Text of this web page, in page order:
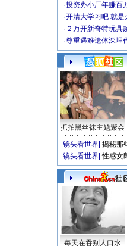
·投资办小厂年赚百
·开清大学习吧 就是
· ２万开新奇特玩具
·尊重遇难遗体深埋
抓拍黑丝袜主题聚会
镜头看世界 揭秘那
镜头看世界 性感女
每天在吞别人口水